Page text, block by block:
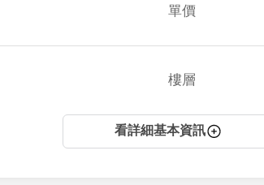
單價
樓層
看詳細基本資訊